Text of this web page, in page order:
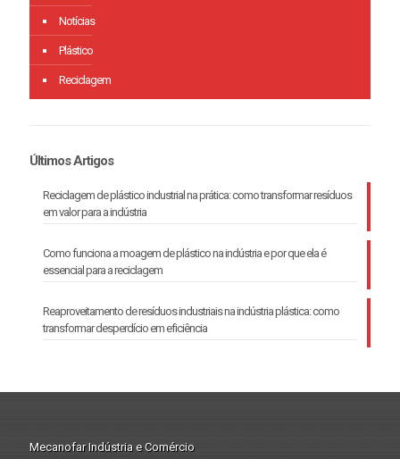
Notícias
Plástico
Reciclagem
Últimos Artigos
Reciclagem de plástico industrial na prática: como transformar resíduos
em valor para a indústria
Como funciona a moagem de plástico na indústria e por que ela é
essencial para a reciclagem
Reaproveitamento de resíduos industriais na indústria plástica: como
transformar desperdício em eficiência
Mecanofar Indústria e Comércio